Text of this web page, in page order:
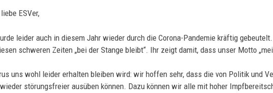
ESVer,
leider auch in diesem Jahr wieder durch die Corona-Pandemie kräftig
schweren Zeiten „bei der Stange bleibt“. Ihr zeigt damit, dass unser Motto
uns wohl leider erhalten bleiben wird: wir hoffen sehr, dass die von Politik und
störungsfreier ausüben können. Dazu können wir alle mit hoher